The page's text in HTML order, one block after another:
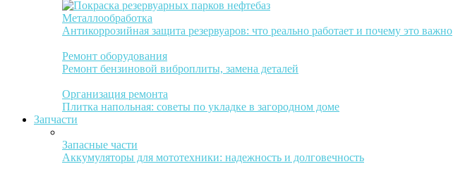
Металлообработка
Антикоррозийная защита резервуаров: что реально работает и почему это важно
Ремонт оборудования
Ремонт бензиновой виброплиты, замена деталей
Организация ремонта
Плитка напольная: советы по укладке в загородном доме
Запчасти
Запасные части
Аккумуляторы для мототехники: надежность и долговечность